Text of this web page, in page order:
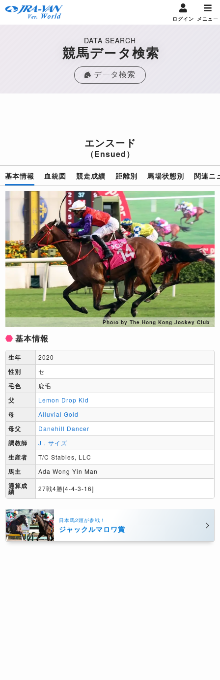
ログイン メニュー
DATA SEARCH
競馬データ検索
データ検索
エンスード
（Ensued）
基本情報 血統図 競走成績 距離別 馬場状態別 関連ニ
Photo by The Hong Kong Jockey Club
基本情報
生年 2020
性別 セ
毛色 鹿毛
父 Lemon Drop Kid
母 Alluvial Gold
母父 Danehill Dancer
調教師 J．サイズ
生産者 T/C Stables, LLC
馬主 Ada Wong Yin Man
通算成
績 27戦4勝[4-4-3-16]
日本馬2頭が参戦！
ジャックルマロワ賞